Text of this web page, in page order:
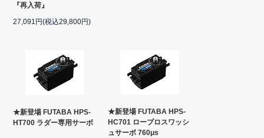
『再入荷』
27,091円(税込29,800円)
★新登場 FUTABA HPS-
HT700 ラダー専用サーボ
★新登場 FUTABA HPS-
HC701 ロープロスワッシ
ュサーボ 760μs